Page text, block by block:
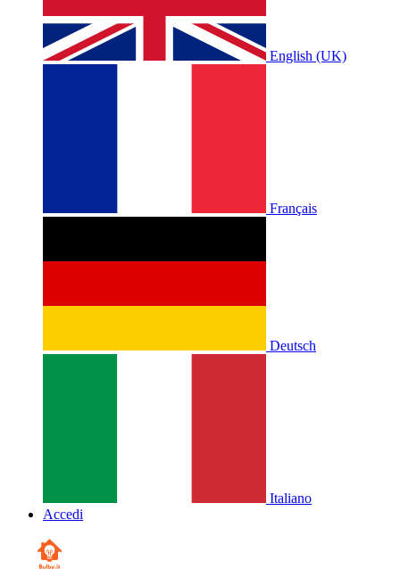
English (UK)
Français
Deutsch
Italiano
Accedi